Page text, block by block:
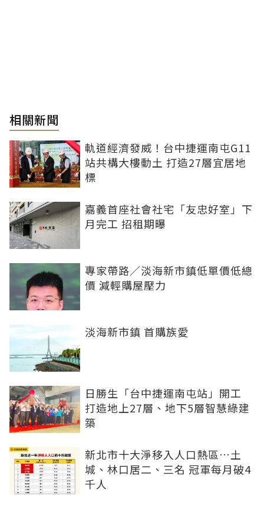
相關新聞
軌道經濟發威！台中捷運南屯G11
站共構大樓動土 打造27層宜居地
標
嘉義首座社會社宅「友忠好室」下
月完工 招租期曝
專家帶路／淡海新市鎮低單價低總
價 減輕購屋壓力
淡海新市鎮 首購族愛
日勝生「台中捷運南屯站」開工
打造地上27層、地下5層智慧綠建
築
新北市十大淨移入人口熱區…土
城、林口居二、三名 冠軍每月破4
千人